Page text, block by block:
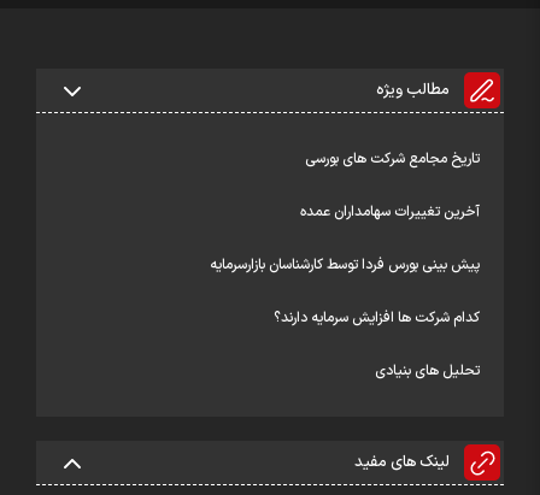
مطالب ویژه
تاریخ مجامع شرکت های بورسی
آخرین تغییرات سهامداران عمده
پیش بینی بورس فردا توسط کارشناسان بازارسرمایه
کدام شرکت ها افزایش سرمایه دارند؟
تحلیل های بنیادی
لینک های مفید